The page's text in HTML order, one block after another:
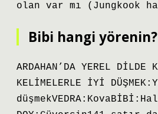
olan var mı (Jungkook
Bibi hangi yörenin?
ARDAHAN’DA YEREL DİLDE
KELİMELERLE İYİ